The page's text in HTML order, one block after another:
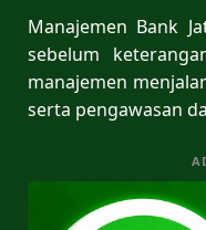
Manajemen Bank
sebelum
manajemen
serta pengawasan